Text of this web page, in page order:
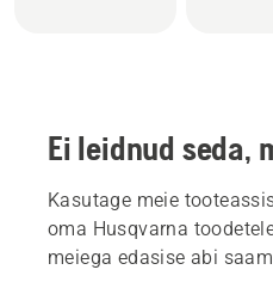
Ei leidnud seda,
Kasutage meie
oma Husqvarna
meiega edasise abi